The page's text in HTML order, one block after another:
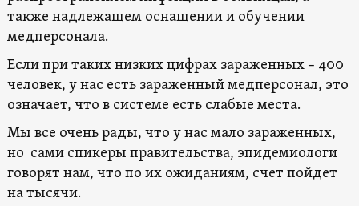
также надлежащем оснащении и обучении
медперсонала.
Если при таких низких цифрах зараженных – 400
человек, у нас есть зараженный медперсонал, это
означает, что в системе есть слабые места.
Мы все очень рады, что у нас мало зараженных,
но сами спикеры правительства, эпидемиологи
говорят нам, что по их ожиданиям, счет пойдет
на тысячи.